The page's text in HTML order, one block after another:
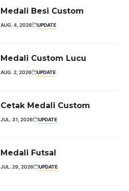
Medali Besi Custom
AUG. 4, 2026 UPDATE
Medali Custom Lucu
AUG. 2, 2026 UPDATE
Cetak Medali Custom
JUL. 31, 2026 UPDATE
Medali Futsal
JUL. 29, 2026 UPDATE